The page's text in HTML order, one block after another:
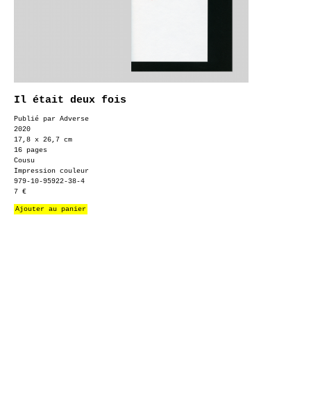
Il était deux fois
Publié par Adverse
2020
17,8 x 26,7 cm
16 pages
Cousu
Impression couleur
979-10-95922-38-4
7 €
Ajouter au panier